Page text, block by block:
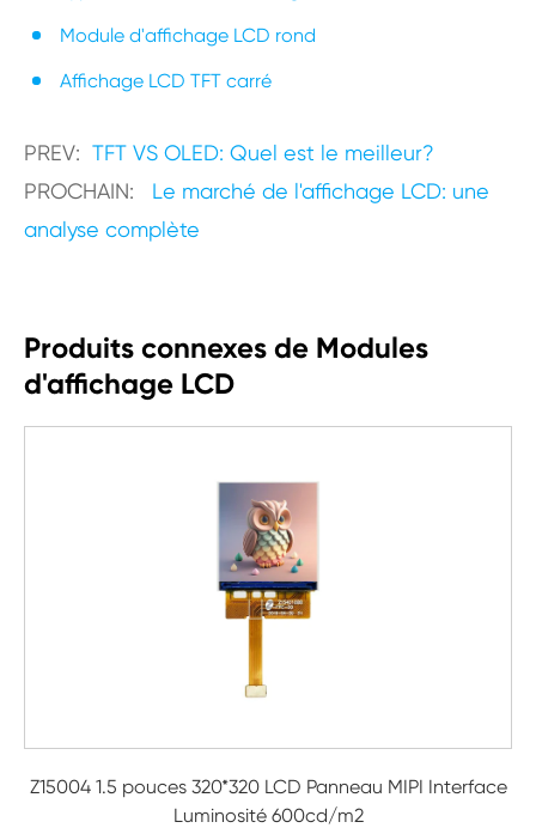
Module d'affichage LCD rond
Affichage LCD TFT carré
PREV: TFT VS OLED: Quel est le meilleur?
PROCHAIN: Le marché de l'affichage LCD: une
analyse complète
Produits connexes de Modules
d'affichage LCD
Z15004 1.5 pouces 320*320 LCD Panneau MIPI Interface
Luminosité 600cd/m2